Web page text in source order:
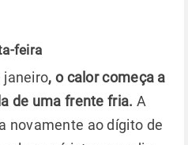
feira
janeiro, o calor começa a
de uma frente fria. A
novamente ao dígito de